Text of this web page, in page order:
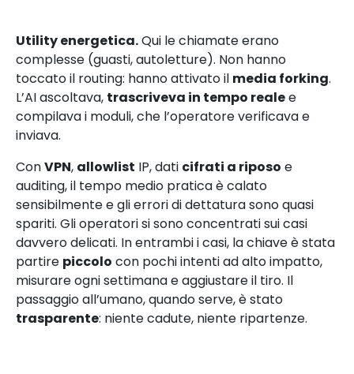
Utility energetica.Qui le chiamate erano
complesse (guasti, autoletture). Non hanno
toccato il routing: hanno attivato il media forking.
L’AI ascoltava, trascriveva in tempo realee
compilava i moduli, che l’operatore verificava e
inviava.
ConVPN, allowlist IP, dati cifrati a riposo e
auditing, il tempo medio pratica è calato
sensibilmente e gli errori di dettatura sono quasi
spariti. Gli operatori si sono concentrati sui casi
davvero delicati. In entrambi i casi, la chiave è stata
partire piccolo con pochi intenti ad alto impatto,
misurare ogni settimana e aggiustare il tiro. Il
passaggio all’umano, quando serve, è stato
trasparente: niente cadute, niente ripartenze.